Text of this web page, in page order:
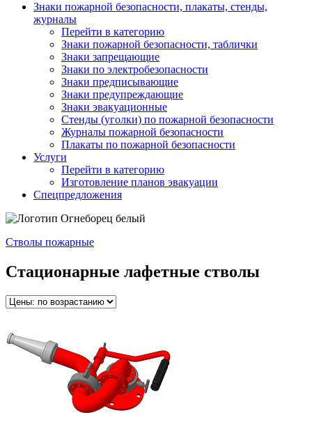
Знаки пожарной безопасности, плакаты, стенды,
журналы
Перейти в категорию
Знаки пожарной безопасности, таблички
Знаки запрещающие
Знаки по электробезопасности
Знаки предписывающие
Знаки предупреждающие
Знаки эвакуационные
Стенды (уголки) по пожарной безопасности
Журналы пожарной безопасности
Плакаты по пожарной безопасности
Услуги
Перейти в категорию
Изготовление планов эвакуации
Спецпредложения
Стволы пожарные
Стационарные лафетные стволы